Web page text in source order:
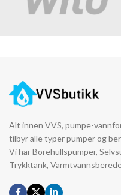
Alt innen VVS, pumpe-
tilbyr alle typer pumper og
Vi har Borehullspumper,
Trykktank,